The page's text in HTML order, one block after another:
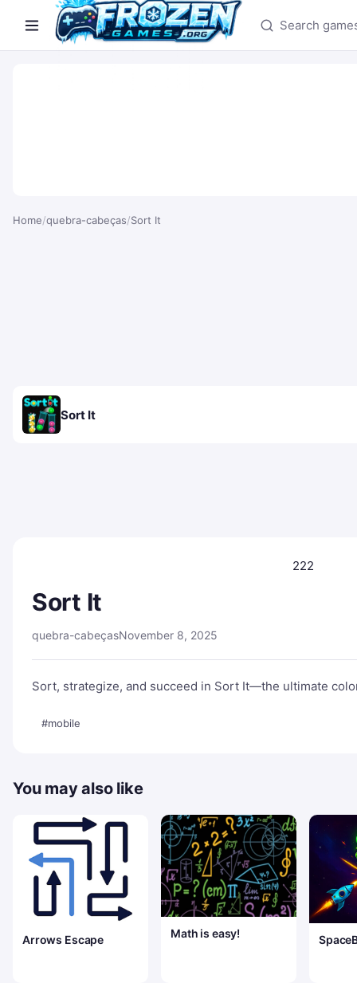
Search games
Home/quebra-cabeças/Sort It
Sort It
222
Sort It
quebra-cabeçasNovember 8, 2025
Sort, strategize, and succeed in Sort It—the ultimate
#mobile
You may also like
Arrows Escape Math is easy!